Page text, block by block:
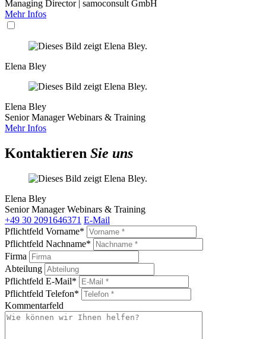
Managing Director | samoconsult GmbH
Mehr Infos
Elena Bley
Elena Bley
Senior Manager Webinars & Training
Mehr Infos
Kontaktieren Sie uns
Elena Bley
Senior Manager Webinars & Training
+49 30 2091646371 E-Mail
Pflichtfeld Vorname*
Pflichtfeld Nachname*
Firma
Abteilung
Pflichtfeld E-Mail*
Pflichtfeld Telefon*
Kommentarfeld